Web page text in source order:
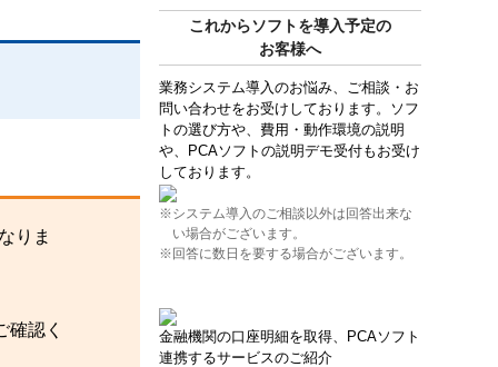
これからソフトを導入予定の
お客様へ
業務システム導入のお悩み、ご相談・お
問い合わせをお受けしております。ソフ
トの選び方や、費用・動作環境の説明
や、PCAソフトの説明デモ受付もお受け
しております。
※システム導入のご相談以外は回答出来な
い場合がございます。
※回答に数日を要する場合がございます。
金融機関の口座明細を取得、PCAソフト
連携するサービスのご紹介
りま
認く